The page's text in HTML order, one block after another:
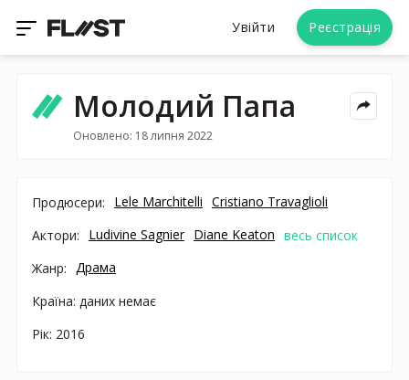
Увійти Реєстрація
Молодий Папа
Оновлено: 18 липня 2022
Продюсери: Lele Marchitelli Cristiano Travaglioli
Актори:
Ludivine Sagnier Diane Keaton весь список
Жанр:
Драма
Країна: даних немає
Рік: 2016